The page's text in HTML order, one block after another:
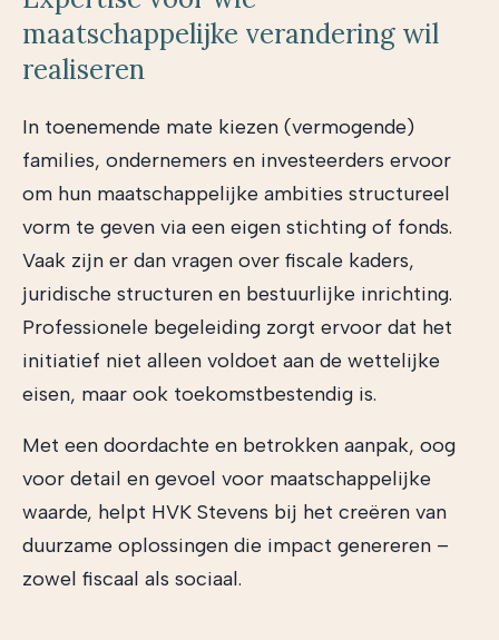
maatschappelijke verandering wil
realiseren
In toenemende mate kiezen (vermogende)
families, ondernemers en investeerders ervoor
om hun maatschappelijke ambities structureel
vorm te geven via een eigen stichting of fonds.
Vaak zijn er dan vragen over fiscale kaders,
juridische structuren en bestuurlijke inrichting.
Professionele begeleiding zorgt ervoor dat het
initiatief niet alleen voldoet aan de wettelijke
eisen, maar ook toekomstbestendig is.
Met een doordachte en betrokken aanpak, oog
voor detail en gevoel voor maatschappelijke
waarde, helpt HVK Stevens bij het creëren van
duurzame oplossingen die impact genereren –
zowel fiscaal als sociaal.